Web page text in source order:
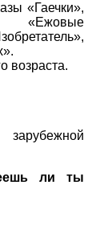
«Гаечки»,
«Ежовые
возраста.
ли ты